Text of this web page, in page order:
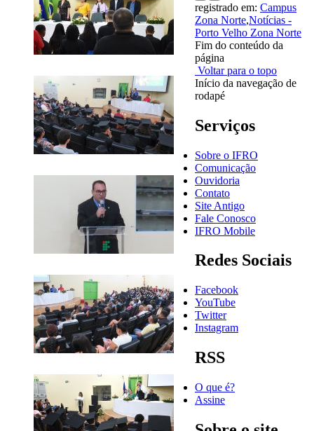
registrado em: Campus
Zona Norte,Notícias -
Porto Velho Zona Norte
Fim do conteúdo da
página
Voltar para o topo
Início da navegação de
rodapé
Serviços
Sobre o IFRO
Comunicação
Ouvidoria
Contato
Site Antigo
Fale Conosco
IFRO Mobile
Redes Sociais
Facebook
YouTube
Twitter
Instagram
RSS
O que é?
Assine